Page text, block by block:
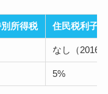
所得税 住民税利子割
なし（2016
5%